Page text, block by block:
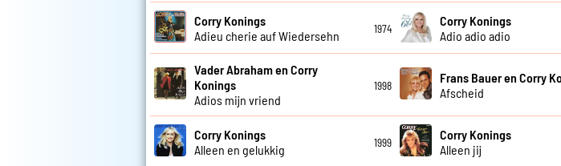
Corry Konings
Adieu cherie auf Wiedersehn
1974
Corry Konings
Adio adio adio
Vader Abraham en Corry
Konings
Adios mijn vriend
1998
Frans Bauer en Corry
Afscheid
Corry Konings
Alleen en gelukkig
1999
Corry Konings
Alleen jij